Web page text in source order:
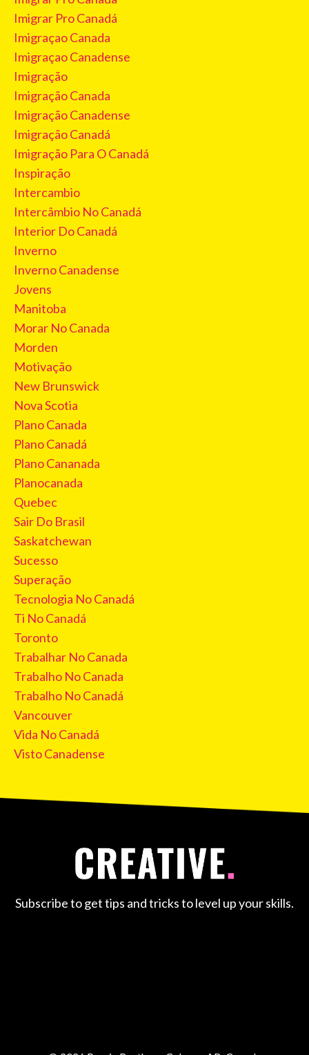
Imigrar Pro Canadá
Imigraçao Canada
Imigraçao Canadense
Imigração
Imigração Canada
Imigração Canadense
Imigração Canadá
Imigração Para O Canadá
Inspiração
Intercambio
Intercâmbio No Canadá
Interior Do Canadá
Inverno
Inverno Canadense
Jovens
Manitoba
Morar No Canada
Morden
Motivação
New Brunswick
Nova Scotia
Plano Canada
Plano Canadá
Plano Cananada
Planocanada
Quebec
Sair Do Brasil
Saskatchewan
Sucesso
Superação
Tecnologia No Canadá
Ti No Canadá
Toronto
Trabalhar No Canada
Trabalho No Canada
Trabalho No Canadá
Vancouver
Vida No Canadá
Visto Canadense
Subscribe to get tips and tricks to level up your skills.